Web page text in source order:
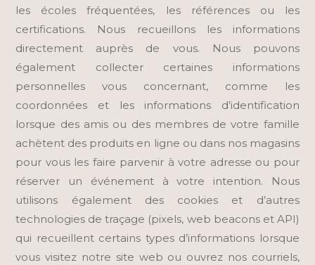
les écoles fréquentées, les références ou les
certifications. Nous recueillons les informations
directement auprès de vous. Nous pouvons
également collecter certaines informations
personnelles vous concernant, comme les
coordonnées et les informations d’identification
lorsque des amis ou des membres de votre famille
achètent des produits en ligne ou dans nos magasins
pour vous les faire parvenir à votre adresse ou pour
réserver un événement à votre intention. Nous
utilisons également des cookies et d’autres
technologies de traçage (pixels, web beacons et API)
qui recueillent certains types d’informations lorsque
vous visitez notre site web ou ouvrez nos courriels,